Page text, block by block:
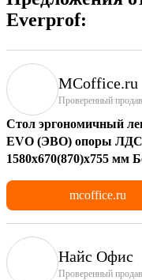
Everprof:
MCoffice.ru
Проверенный
Стол эргономичный
EVO (ЭВО) опоры
1580х670(870)x755 мм
mcoffice.ru
Найс Офис
Проверенный